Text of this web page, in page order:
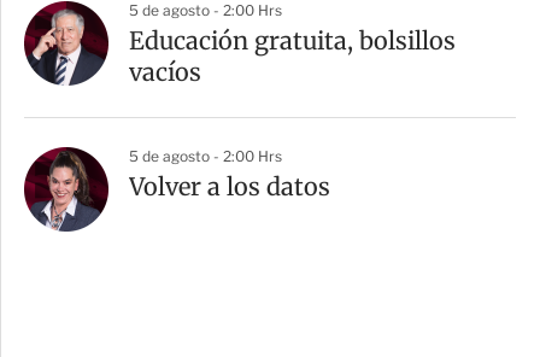
5 de agosto - 2:00 Hrs
Educación gratuita, bolsillos
vacíos
5 de agosto - 2:00 Hrs
Volver a los datos